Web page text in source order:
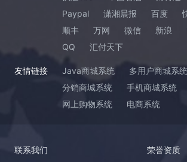
Paypal
潇湘晨报 百度
顺丰
万网 微信 新浪
QQ
汇付天下
友情链接 Java商城系统
多用户商城系统
分销商城系统
手机商城系统
网上购物系统
电商系统
联系我们
荣誉资质